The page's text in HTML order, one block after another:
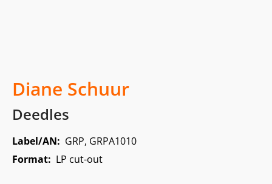
Diane Schuur
Deedles
Label/AN: GRP, GRPA1010
Format: LP cut-out